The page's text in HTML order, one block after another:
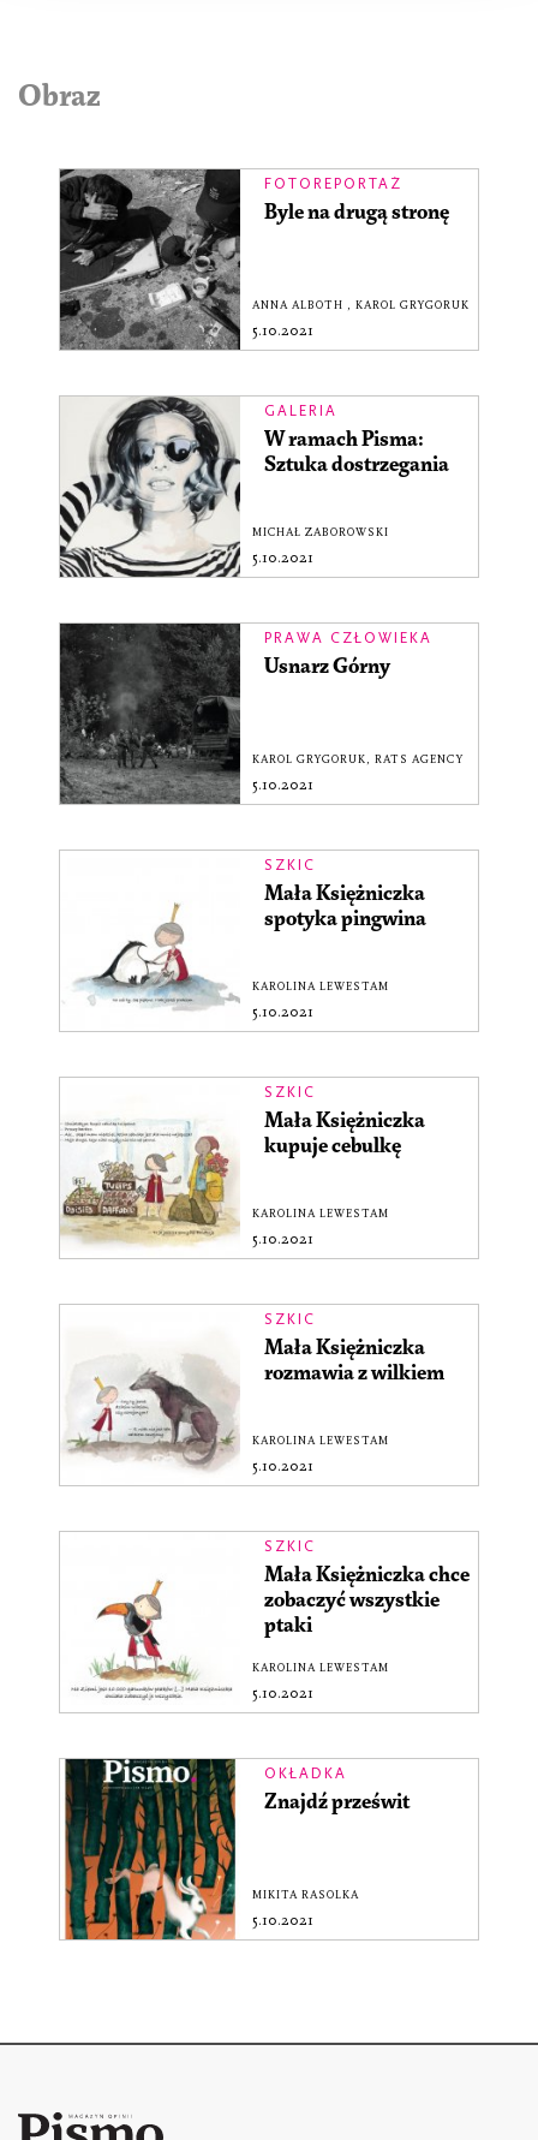
Obraz
FOTOREPORTAŻ
Byle na drugą stronę
ANNA ALBOTH , KAROL GRYGORUK
5.10.2021
GALERIA
W ramach Pisma:
Sztuka dostrzegania
MICHAŁ ZABOROWSKI
5.10.2021
PRAWA CZŁOWIEKA
Usnarz Górny
KAROL GRYGORUK, RATS AGENCY
5.10.2021
SZKIC
Mała Księżniczka
spotyka pingwina
KAROLINA LEWESTAM
5.10.2021
SZKIC
Mała Księżniczka
kupuje cebulkę
KAROLINA LEWESTAM
5.10.2021
SZKIC
Mała Księżniczka
rozmawia z wilkiem
KAROLINA LEWESTAM
5.10.2021
SZKIC
Mała Księżniczka chce
zobaczyć wszystkie
ptaki
KAROLINA LEWESTAM
5.10.2021
OKŁADKA
Znajdź prześwit
MIKITA RASOLKA
5.10.2021